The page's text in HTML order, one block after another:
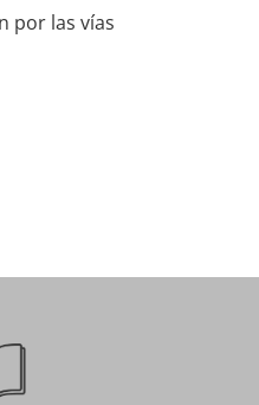
por las vías